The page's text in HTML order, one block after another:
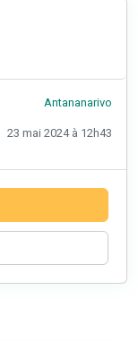
Antananarivo
23 mai 2024 à 12h43